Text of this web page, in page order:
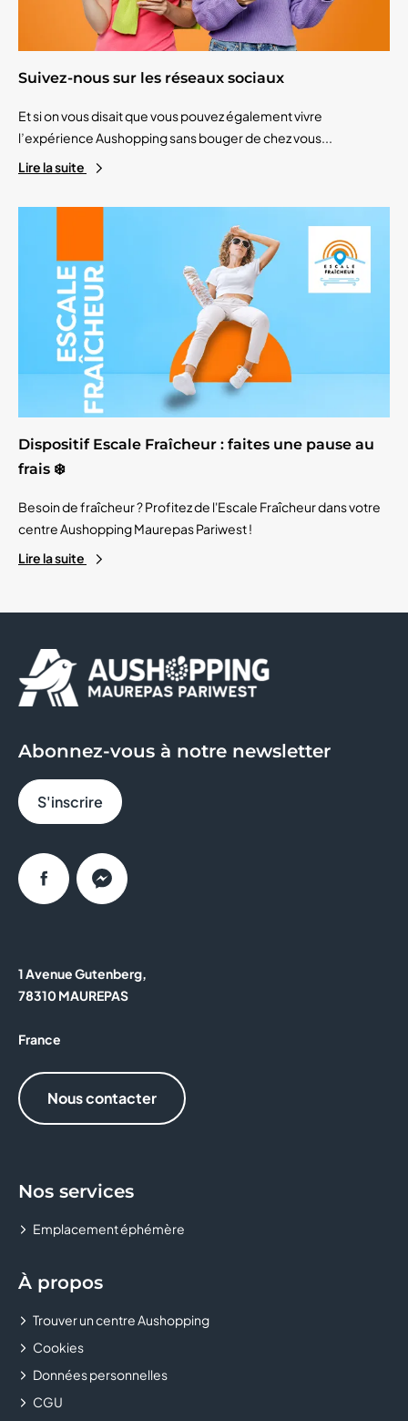
Suivez-nous sur les réseaux sociaux
Et si on vous disait que vous pouvez également vivre
l’expérience Aushopping sans bouger de chez vous...
Lire la suite
Dispositif Escale Fraîcheur : faites une pause au
frais ❄️
Besoin de fraîcheur ? Profitez de l'Escale Fraîcheur dans votre
centre Aushopping Maurepas Pariwest !
Lire la suite
1 Avenue Gutenberg,
78310 MAUREPAS
France
Nous contacter
Nos services
Emplacement éphémère
À propos
Trouver un centre Aushopping
Cookies
Données personnelles
CGU
Abonnez-vous à notre newsletter
S'inscrire
FacebookMessenger